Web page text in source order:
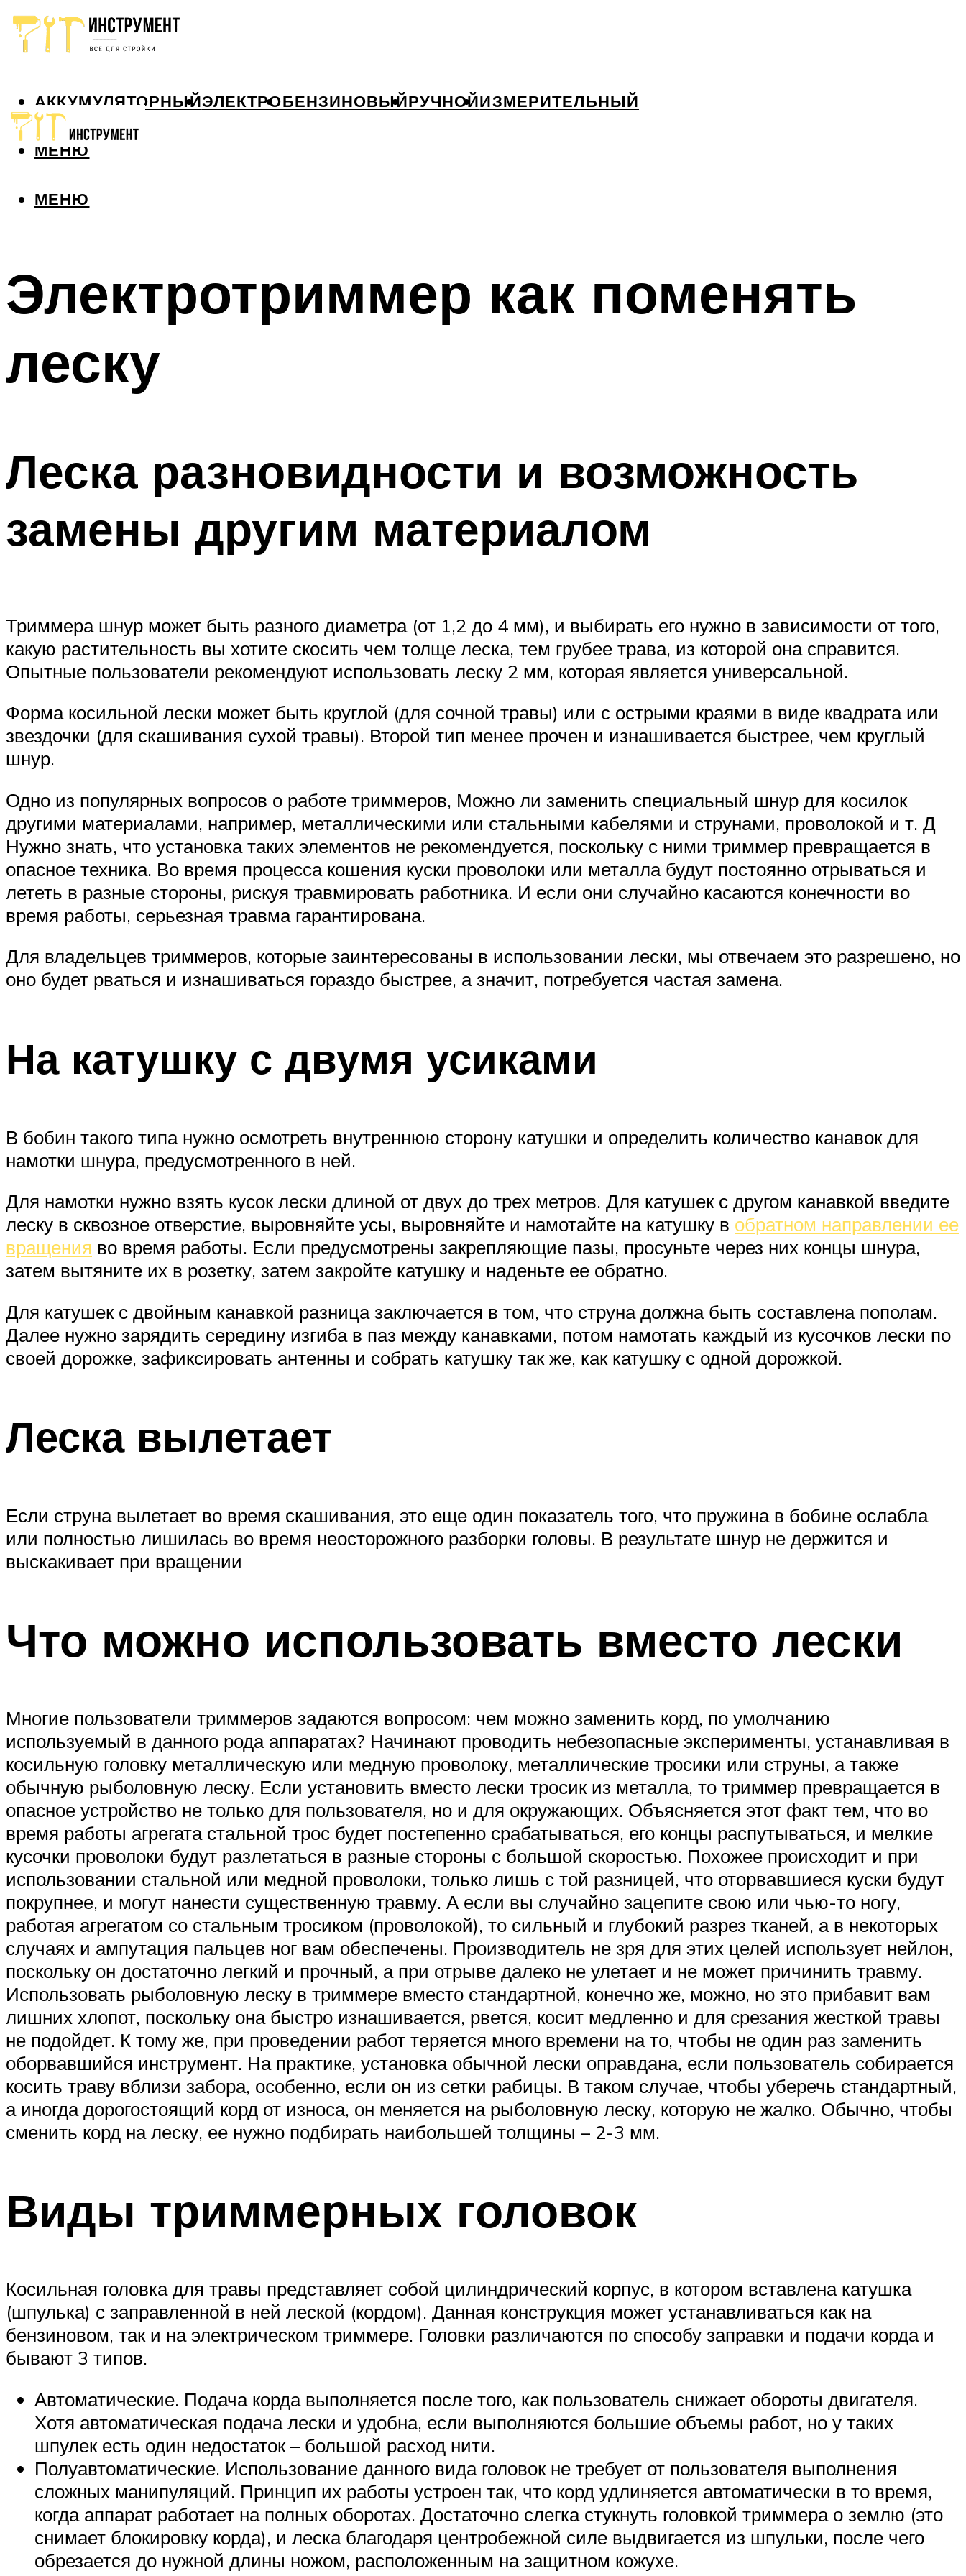
АККУМУЛЯТОРНЫЙЭЛЕКТРОБЕНЗИНОВЫЙРУЧНОЙИЗМЕРИТЕЛЬНЫЙ
МЕНЮ
МЕНЮ
Электротриммер как поменять
леску
Леска разновидности и возможность
замены другим материалом
Триммера шнур может быть разного диаметра (от 1,2 до 4 мм), и выбирать его нужно в зависимости от того,
какую растительность вы хотите скосить чем толще леска, тем грубее трава, из которой она справится.
Опытные пользователи рекомендуют использовать леску 2 мм, которая является универсальной.
Форма косильной лески может быть круглой (для сочной травы) или с острыми краями в виде квадрата или
звездочки (для скашивания сухой травы). Второй тип менее прочен и изнашивается быстрее, чем круглый
шнур.
Одно из популярных вопросов о работе триммеров, Можно ли заменить специальный шнур для косилок
другими материалами, например, металлическими или стальными кабелями и струнами, проволокой и т. Д
Нужно знать, что установка таких элементов не рекомендуется, поскольку с ними триммер превращается в
опасное техника. Во время процесса кошения куски проволоки или металла будут постоянно отрываться и
лететь в разные стороны, рискуя травмировать работника. И если они случайно касаются конечности во
время работы, серьезная травма гарантирована.
Для владельцев триммеров, которые заинтересованы в использовании лески, мы отвечаем это разрешено, но
оно будет рваться и изнашиваться гораздо быстрее, а значит, потребуется частая замена.
На катушку с двумя усиками
В бобин такого типа нужно осмотреть внутреннюю сторону катушки и определить количество канавок для
намотки шнура, предусмотренного в ней.
Для намотки нужно взять кусок лески длиной от двух до трех метров. Для катушек с другом канавкой введите
леску в сквозное отверстие, выровняйте усы, выровняйте и намотайте на катушку в обратном направлении ее
вращения во время работы. Если предусмотрены закрепляющие пазы, просуньте через них концы шнура,
затем вытяните их в розетку, затем закройте катушку и наденьте ее обратно.
Для катушек с двойным канавкой разница заключается в том, что струна должна быть составлена ​​пополам.
Далее нужно зарядить середину изгиба в паз между канавками, потом намотать каждый из кусочков лески по
своей дорожке, зафиксировать антенны и собрать катушку так же, как катушку с одной дорожкой.
Леска вылетает
Если струна вылетает во время скашивания, это еще один показатель того, что пружина в бобине ослабла
или полностью лишилась во время неосторожного разборки головы. В результате шнур не держится и
выскакивает при вращении
Что можно использовать вместо лески
Многие пользователи триммеров задаются вопросом: чем можно заменить корд, по умолчанию
используемый в данного рода аппаратах? Начинают проводить небезопасные эксперименты, устанавливая в
косильную головку металлическую или медную проволоку, металлические тросики или струны, а также
обычную рыболовную леску. Если установить вместо лески тросик из металла, то триммер превращается в
опасное устройство не только для пользователя, но и для окружающих. Объясняется этот факт тем, что во
время работы агрегата стальной трос будет постепенно срабатываться, его концы распутываться, и мелкие
кусочки проволоки будут разлетаться в разные стороны с большой скоростью. Похожее происходит и при
использовании стальной или медной проволоки, только лишь с той разницей, что оторвавшиеся куски будут
покрупнее, и могут нанести существенную травму. А если вы случайно зацепите свою или чью-то ногу,
работая агрегатом со стальным тросиком (проволокой), то сильный и глубокий разрез тканей, а в некоторых
случаях и ампутация пальцев ног вам обеспечены. Производитель не зря для этих целей использует нейлон,
поскольку он достаточно легкий и прочный, а при отрыве далеко не улетает и не может причинить травму.
Использовать рыболовную леску в триммере вместо стандартной, конечно же, можно, но это прибавит вам
лишних хлопот, поскольку она быстро изнашивается, рвется, косит медленно и для срезания жесткой травы
не подойдет. К тому же, при проведении работ теряется много времени на то, чтобы не один раз заменить
оборвавшийся инструмент. На практике, установка обычной лески оправдана, если пользователь собирается
косить траву вблизи забора, особенно, если он из сетки рабицы. В таком случае, чтобы уберечь стандартный,
а иногда дорогостоящий корд от износа, он меняется на рыболовную леску, которую не жалко. Обычно, чтобы
сменить корд на леску, ее нужно подбирать наибольшей толщины – 2-3 мм.
Виды триммерных головок
Косильная головка для травы представляет собой цилиндрический корпус, в котором вставлена катушка
(шпулька) с заправленной в ней леской (кордом). Данная конструкция может устанавливаться как на
бензиновом, так и на электрическом триммере. Головки различаются по способу заправки и подачи корда и
бывают 3 типов.
Автоматические. Подача корда выполняется после того, как пользователь снижает обороты двигателя.
Хотя автоматическая подача лески и удобна, если выполняются большие объемы работ, но у таких
шпулек есть один недостаток – большой расход нити.
Полуавтоматические. Использование данного вида головок не требует от пользователя выполнения
сложных манипуляций. Принцип их работы устроен так, что корд удлиняется автоматически в то время,
когда аппарат работает на полных оборотах. Достаточно слегка стукнуть головкой триммера о землю (это
снимает блокировку корда), и леска благодаря центробежной силе выдвигается из шпульки, после чего
обрезается до нужной длины ножом, расположенным на защитном кожухе.